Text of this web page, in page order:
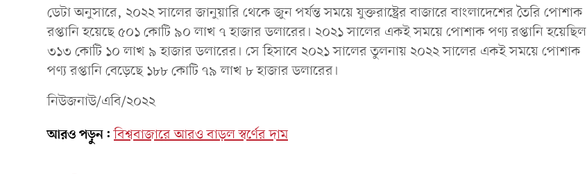
ডেটা অনুসারে, ২০২২ সালের জানুয়ারি থেকে জুন পর্যন্ত সময়ে যুক্তরাষ্ট্রের বাজারে বাংলাদেশের তৈরি পোশাক
রপ্তানি হয়েছে ৫০১ কোটি ৯০ লাখ ৭ হাজার ডলারের। ২০২১ সালের একই সময়ে পোশাক পণ্য রপ্তানি হয়েছিল
৩১৩ কোটি ১০ লাখ ৯ হাজার ডলারের। সে হিসাবে ২০২১ সালের তুলনায় ২০২২ সালের একই সময়ে পোশাক
পণ্য রপ্তানি বেড়েছে ১৮৮ কোটি ৭৯ লাখ ৮ হাজার ডলারের।
নিউজনাউ/এবি/২০২২
আরও পড়ুন: বিশ্ববাজারে আরও বাড়ল স্বর্ণের দাম